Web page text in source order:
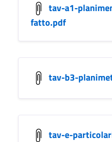
tav-a1-
fatto.pdf
tav-b3-
tav-e-